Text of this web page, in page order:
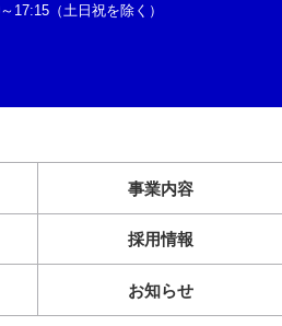
17:15（土日祝を除く）
事業内容
採用情報
お知らせ